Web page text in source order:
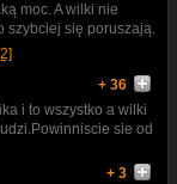
moc. A wilki nie
szybciej się poruszają.
+ 36
i to wszystko a wilki
sie od
+ 3